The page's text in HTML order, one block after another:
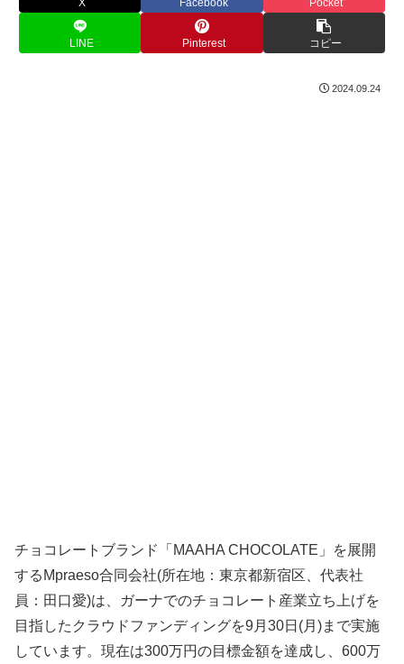
LINE Pinterest コピー
2024.09.24
チョコレートブランド「MAAHA CHOCOLATE」を展開
するMpraeso合同会社(所在地：東京都新宿区、代表社
員：田口愛)は、ガーナでのチョコレート産業立ち上げを
目指したクラウドファンディングを9月30日(月)まで実施
しています。現在は300万円の目標金額を達成し、600万